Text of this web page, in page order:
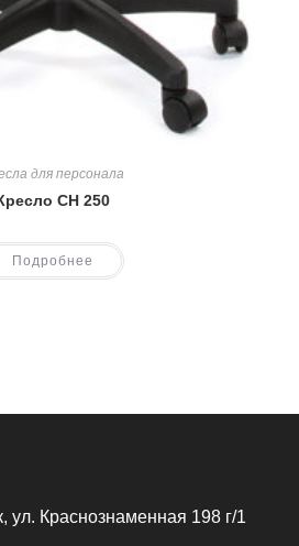
для персонала
CH 250
Подробнее
ул. Краснознаменная 198 г/1